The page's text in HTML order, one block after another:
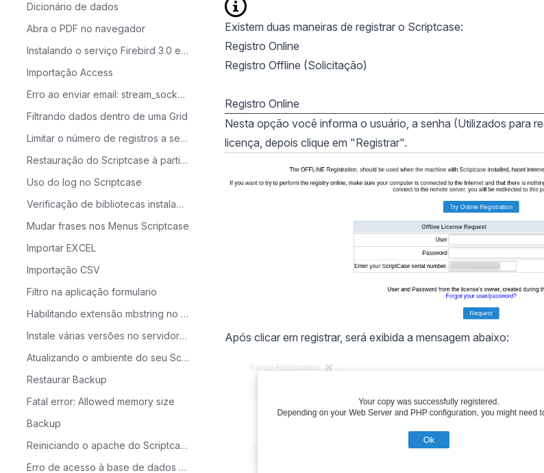
Dicionário de dados
Abra o PDF no navegador
Instalando o serviço Firebird 3.0 e o administrador de banco de dados no Linux
Importação Access
Erro ao enviar email: stream_socket_client()
Filtrando dados dentro de uma Grid
Limitar o número de registros a serem exibidos na grid
Restauração do Scriptcase à partir da pasta devel
Uso do log no Scriptcase
Verificação de bibliotecas instaladas no ambiente de produção do Linux
Mudar frases nos Menus Scriptcase
Importar EXCEL
Importação CSV
Filtro na aplicação formulario
Habilitando extensão mbstring no CentOS
Instale várias versões no servidor ScriptCase
Atualizando o ambiente do seu Scriptcase 9 para o PHP 7.3
Restaurar Backup
Fatal error: Allowed memory size
Backup
Reiniciando o apache do Scriptcase
Erro de acesso à base de dados do Scriptcase
Existem duas maneiras de registrar o Scriptcase:
Registro Online
Registro Offline (Solicitação)
Registro Online
Nesta opção você informa o usuário, a senha (Utilizados para
licença, depois clique em "Registrar".
Após clicar em registrar, será exibida a mensagem abaixo: